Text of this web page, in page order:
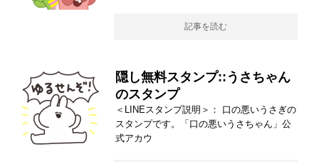
記事を読む
隠し無料スタンプ::うさちゃん
のスタンプ
＜LINEスタンプ説明＞： 口の悪いうさぎの
スタンプです。「口の悪いうさちゃん」公
式アカウ